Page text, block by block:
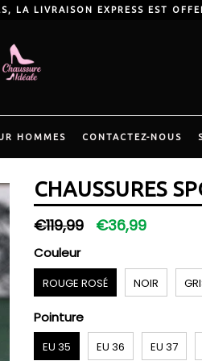
LA LIVRAISON EXPRESS EST
HOMMES CONTACTEZ-NOUS
CHAUSSURES
Prix
régulier
€119,99 €36,99
Couleur
ROUGE ROSÉ NOIR
Pointure
EU 35 EU 36 EU 37